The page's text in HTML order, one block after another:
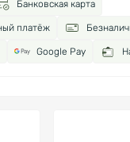
Банковская карта
платёж
Google Pay